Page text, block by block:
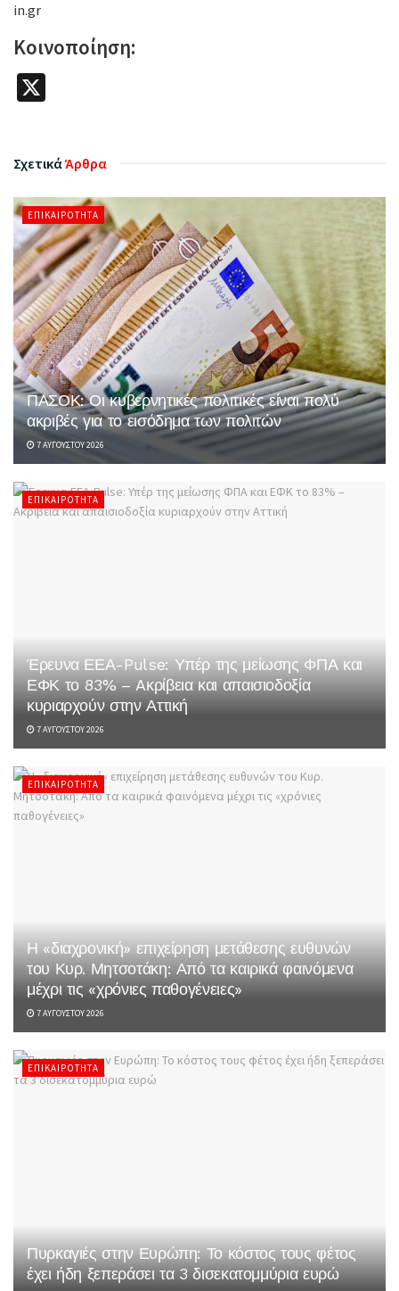
in.gr
Κοινοποίηση:
ΣχετικάΆρθρα
ΕΠΙΚΑΙΡΌΤΗΤΑ
ΠΑΣΟΚ: Οι κυβερνητικές πολιτικές είναι πολύ
ακριβές για το εισόδημα των πολιτών
7 ΑΥΓΟΎΣΤΟΥ 2026
ΕΠΙΚΑΙΡΌΤΗΤΑ
Έρευνα ΕΕΑ-Pulse: Υπέρ της μείωσης ΦΠΑ και
ΕΦΚ το 83% – Aκρίβεια και απαισιοδοξία
κυριαρχούν στην Αττική
7 ΑΥΓΟΎΣΤΟΥ 2026
ΕΠΙΚΑΙΡΌΤΗΤΑ
Η «διαχρονική» επιχείρηση μετάθεσης ευθυνών
του Κυρ. Μητσοτάκη: Από τα καιρικά φαινόμενα
μέχρι τις «χρόνιες παθογένειες»
7 ΑΥΓΟΎΣΤΟΥ 2026
ΕΠΙΚΑΙΡΌΤΗΤΑ
Πυρκαγιές στην Ευρώπη: Το κόστος τους φέτος
έχει ήδη ξεπεράσει τα 3 δισεκατομμύρια ευρώ